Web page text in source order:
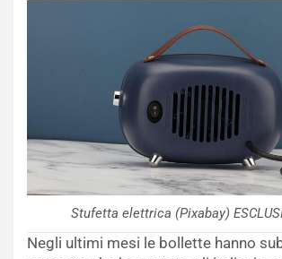
Stufetta elettrica (Pixabay)
Negli ultimi mesi le bollette hanno